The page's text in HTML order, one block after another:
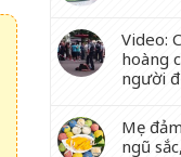
Video:
hoàng
người
Mẹ
ngũ